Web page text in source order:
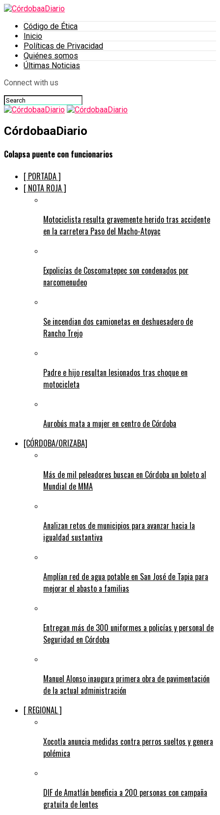
Código de Ética
Inicio
Políticas de Privacidad
Quiénes somos
Últimas Noticias
Connect with us
CórdobaaDiario
Colapsa puente con funcionarios
[ PORTADA ]
[ NOTA ROJA ]
Motociclista resulta gravemente herido tras accidente
en la carretera Paso del Macho-Atoyac
Expolicías de Coscomatepec son condenados por
narcomenudeo
Se incendian dos camionetas en deshuesadero de
Rancho Trejo
Padre e hijo resultan lesionados tras choque en
motocicleta
Aurobús mata a mujer en centro de Córdoba
[CÓRDOBA/ORIZABA]
Más de mil peleadores buscan en Córdoba un boleto al
Mundial de MMA
Analizan retos de municipios para avanzar hacia la
igualdad sustantiva
Amplían red de agua potable en San José de Tapia para
mejorar el abasto a familias
Entregan más de 300 uniformes a policías y personal de
Seguridad en Córdoba
Manuel Alonso inaugura primera obra de pavimentación
de la actual administración
[ REGIONAL ]
Xocotla anuncia medidas contra perros sueltos y genera
polémica
DIF de Amatlán beneficia a 200 personas con campaña
gratuita de lentes